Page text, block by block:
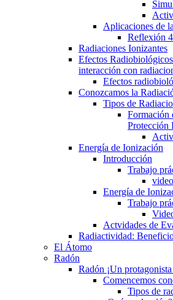
Aplicaciones de
Reflexión 4
Radiaciones Ionizantes
Efectos
interacción con
Efectos
Conozcamos la
Tipos de
Formación
Protección
Energía de Ionización
Introducción
Trabajo
Energía de
Trabajo
Actvidades de
Radiactividad:
El Átomo
Radón
Radón ¡Un
Comencemos
Tipos de